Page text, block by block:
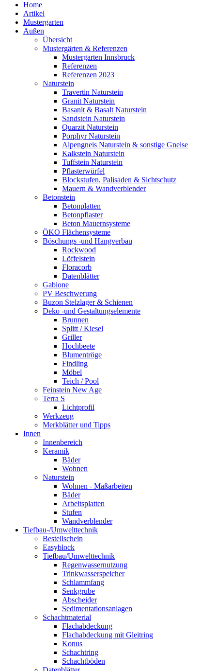
Home
Artikel
Mustergarten
Außen
Übersicht
Mustergärten & Referenzen
Mustergarten Innsbruck
Referenzen
Referenzen 2023
Naturstein
Travertin Naturstein
Granit Naturstein
Basanit & Basalt Naturstein
Sandstein Naturstein
Quarzit Naturstein
Porphyr Naturstein
Alpengneis Naturstein & sonstige Gneise
Kalkstein Naturstein
Tuffstein Naturstein
Pflasterwürfel
Blockstufen, Palisaden & Sichtschutz
Mauern & Wandverblender
Betonstein
Betonplatten
Betonpflaster
Beton Mauernsysteme
ÖKO Flächensysteme
Böschungs -und Hangverbau
Rockwood
Löffelstein
Floracorb
Datenblätter
Gabione
PV Beschwerung
Buzon Stelzlager & Schienen
Deko -und Gestaltungselemente
Brunnen
Splitt / Kiesel
Griller
Hochbeete
Blumentröge
Findling
Möbel
Teich / Pool
Feinstein New Age
Terra S
Lichtprofil
Werkzeug
Merkblätter und Tipps
Innen
Innenbereich
Keramik
Bäder
Wohnen
Naturstein
Wohnen - Maßarbeiten
Bäder
Arbeitsplatten
Stufen
Wandverblender
Tiefbau-/Umwelttechnik
Bestellschein
Easyblock
Tiefbau/Umwelttechnik
Regenwassernutzung
Trinkwasserspeicher
Schlammfang
Senkgrube
Abscheider
Sedimentationsanlagen
Schachtmaterial
Flachabdeckung
Flachabdeckung mit Gleitring
Konus
Schachtring
Schachtböden